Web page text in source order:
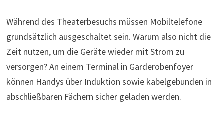
Während des Theaterbesuchs müssen Mobiltelefone
grundsätzlich ausgeschaltet sein. Warum also nicht die
Zeit nutzen, um die Geräte wieder mit Strom zu
versorgen? An einem Terminal in Garderobenfoyer
können Handys über Induktion sowie kabelgebunden in
abschließbaren Fächern sicher geladen werden.